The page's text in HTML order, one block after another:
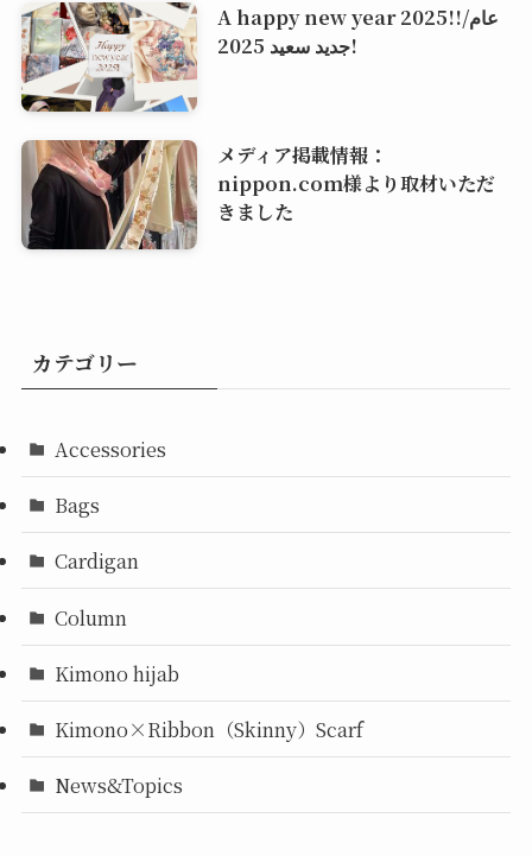
A happy new year 2025!!/عام
جديد سعيد 2025!
メディア掲載情報：
nippon.com様より取材いただ
きました
カテゴリー
Accessories
Bags
Cardigan
Column
Kimono hijab
Kimono×Ribbon（Skinny）Scarf
News&Topics